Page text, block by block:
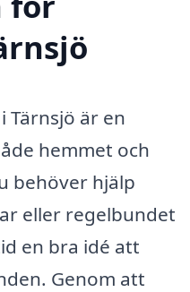
Tärnsjö är en
hemmet och
behöver hjälp
eller regelbundet
en bra idé att
Genom att